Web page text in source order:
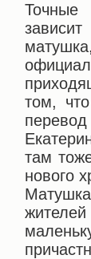
Точные
том,
там
нового